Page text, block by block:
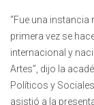
“Fue una
primera vez se
internacional y
Artes”, dijo la
Políticos y
asistió a la